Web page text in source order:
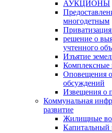
АУКЦИОНЫ
многодетным
решение о
учтенного
Изъятие
Комплексные
Оповещения
обсуждений
Извещения о
Коммунальная
развитие
Жилищные